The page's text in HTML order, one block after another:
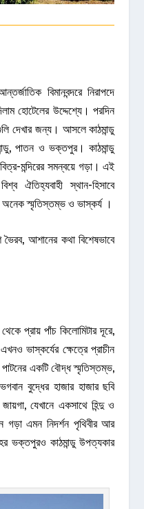
বিমানবন্দরে নিরাপদে
হোটেলের উদ্দেশ্যে। পরদিন
দেখার জন্য। আসলে কাঠমান্ডু
পাতন ও ভক্তপুর। কাঠমান্ডু
মন্দিরের সমন্বয়ে গড়া। এই
ঐতিহ্যবাহী স্থান-হিসাবে
অনেক স্মৃতিস্তম্ভ ও ভাস্কর্য ।
আশানের কথা বিশেষভাবে
প্রায় পাঁচ কিলোমিটার দূরে,
ভাস্কর্যের ক্ষেত্রে প্রাচীন
একটি বৌদ্ধ স্মৃতিস্তম্ভ,
বুদ্ধের হাজার হাজার ছবি
যেখানে একসাথে হিন্দু ও
গড়া এমন নিদর্শন পৃথিবীর আর
ভক্তপুরও কাঠমান্ডু উপত্যকার